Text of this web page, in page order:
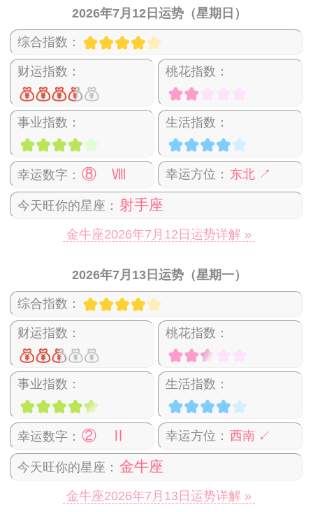
2026年7月12日运势（星期日）
综合指数：
财运指数： 桃花指数：
事业指数： 生活指数：
幸运数字： ⑧ Ⅷ 幸运方位： 东北 ↗
今天旺你的星座： 射手座
金牛座2026年7月12日运势详解 »
2026年7月13日运势（星期一）
综合指数：
财运指数： 桃花指数：
事业指数： 生活指数：
幸运数字： ② Ⅱ 幸运方位： 西南 ↙
今天旺你的星座： 金牛座
金牛座2026年7月13日运势详解 »